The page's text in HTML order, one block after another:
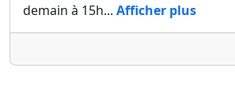
demain à 15h... Afficher plus